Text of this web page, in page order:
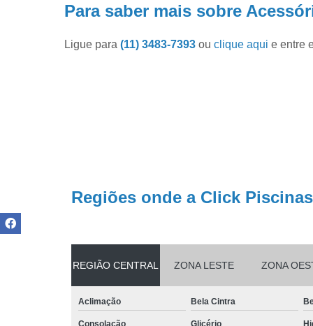
Produtos
Para saber mais sobre
Ligue para (11) 3483-7393 ou clique aqui e entre
Regiões onde a Click
REGIÃO CENTRAL ZONA LESTE ZONA
Aclimação Bela Cintra
Consolação Glicério